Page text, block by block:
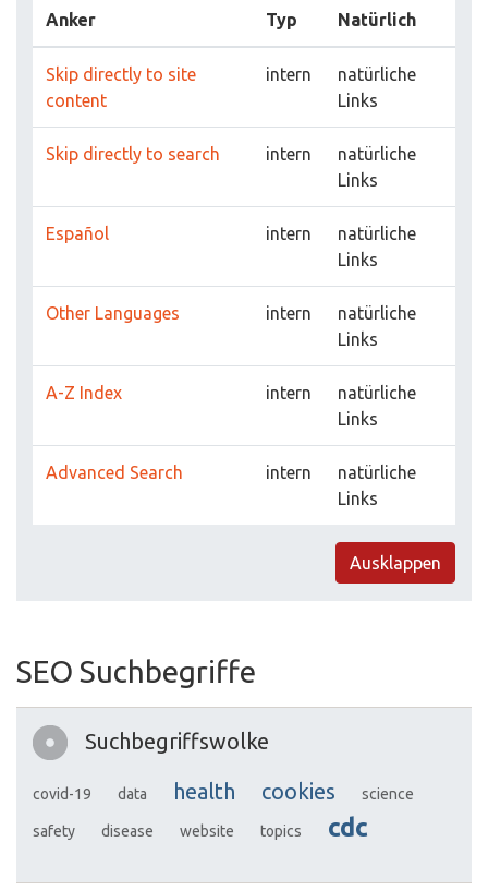
Anker Typ Natürlich
Skip directly to site
content
intern
natürliche
Links
Skip directly to search intern
natürliche
Links
Español intern
natürliche
Links
Other Languages intern
natürliche
Links
A-Z Index intern
natürliche
Links
Advanced Search intern
natürliche
Links
Ausklappen
SEO Suchbegriffe
Suchbegriffswolke
covid-19 data health cookies science
safety disease website topics cdc